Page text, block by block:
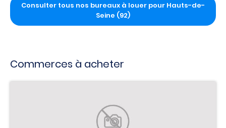
Consulter tous nos bureaux à louer pour Hauts-de-
Seine (92)
Commerces à acheter